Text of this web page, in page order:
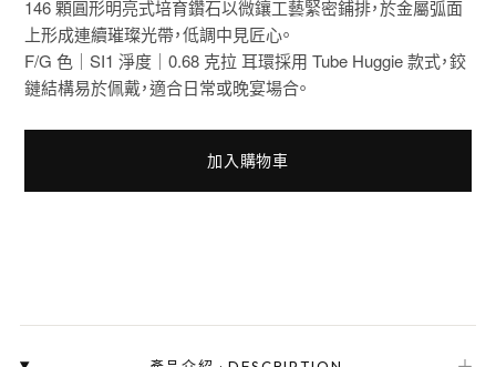
146 顆圓形明亮式培育鑽石以微鑲工藝緊密鋪排，於金屬弧面
上形成連續璀璨光帶，低調中見匠心。
F/G 色｜SI1 淨度｜0.68 克拉 耳環採用 Tube Huggie 款式，鉸
鏈結構易於佩戴，適合日常或晚宴場合。
加入購物車